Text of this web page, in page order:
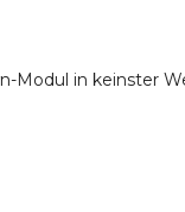
Modul in keinster